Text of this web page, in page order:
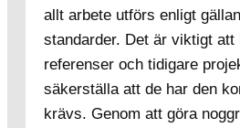
allt arbete utförs enligt
standarder. Det är viktigt att
referenser och tidigare
säkerställa att de har den
krävs. Genom att göra